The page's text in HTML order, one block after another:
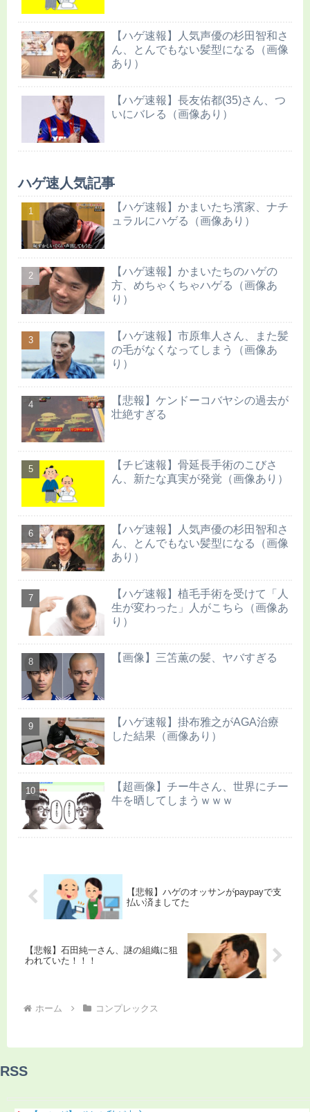
【ハゲ速報】人気声優の杉田智和さ
ん、とんでもない髪型になる（画像
あり）
【ハゲ速報】長友佑都(35)さん、つ
いにバレる（画像あり）
ハゲ速人気記事
【ハゲ速報】かまいたち濱家、ナチ
ュラルにハゲる（画像あり）
【ハゲ速報】かまいたちのハゲの
方、めちゃくちゃハゲる（画像あ
り）
【ハゲ速報】市原隼人さん、また髪
の毛がなくなってしまう（画像あ
り）
【悲報】ケンドーコバヤシの過去が
壮絶すぎる
【チビ速報】骨延長手術のこびさ
ん、新たな真実が発覚（画像あり）
【ハゲ速報】人気声優の杉田智和さ
ん、とんでもない髪型になる（画像
あり）
【ハゲ速報】植毛手術を受けて「人
生が変わった」人がこちら（画像あ
り）
【画像】三笘薫の髪、ヤバすぎる
【ハゲ速報】掛布雅之がAGA治療
した結果（画像あり）
【超画像】チー牛さん、世界にチー
牛を晒してしまうｗｗｗ
【悲報】ハゲのオッサンがpaypayで支
払い済ましてた
【悲報】石田純一さん、謎の組織に狙
われていた！！！
ホーム コンプレックス
RSS